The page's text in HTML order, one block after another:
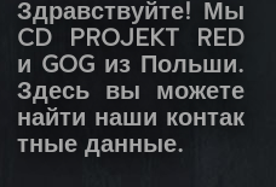
Здравствуйте! Мы
CD PROJEKT RED
и GOG из Польши.
Здесь вы можете
найти наши контак
тные данные.